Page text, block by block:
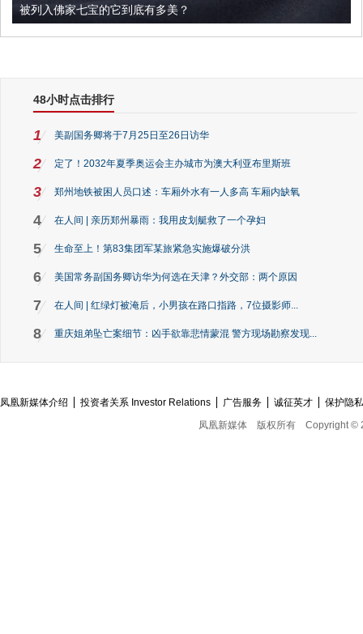
被列入佛家七宝的它到底有多美？
48小时点击排行
1 美副国务卿将于7月25日至26日访华
2 定了！2032年夏季奥运会主办城市为澳大利亚布里斯班
3 郑州地铁被困人员口述：车厢外水有一人多高 车厢内缺氧
4 在人间 | 亲历郑州暴雨：我用皮划艇救了一个孕妇
5 生命至上！第83集团军某旅紧急实施爆破分洪
6 美国常务副国务卿访华为何选在天津？外交部：两个原因
7 在人间 | 红绿灯被淹后，小男孩在路口指路，7位摄影师...
8 重庆姐弟坠亡案细节：凶手欲靠悲情蒙混 警方现场勘察发现...
凤凰新媒体介绍 投资者关系 Investor Relations 广告服务 诚征英才
保护隐
凤凰新媒体
版权所有 Copyright ©